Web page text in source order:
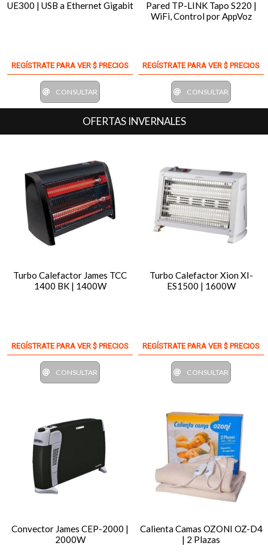
UE300 | USB a Ethernet Gigabit
REGÍSTRATE PARA VER $ PRECIOS
CONSULTAR
Pared TP-LINK Tapo S220 |
WiFi, Control por AppVoz
REGÍSTRATE PARA VER $ PRECIOS
CONSULTAR
OFERTAS INVERNALES
Turbo Calefactor James TCC
1400 BK | 1400W
REGÍSTRATE PARA VER $ PRECIOS
CONSULTAR
Turbo Calefactor Xion XI-
ES1500 | 1600W
REGÍSTRATE PARA VER $ PRECIOS
CONSULTAR
Convector James CEP-2000 |
2000W
Calienta Camas OZONI OZ-D4
| 2 Plazas